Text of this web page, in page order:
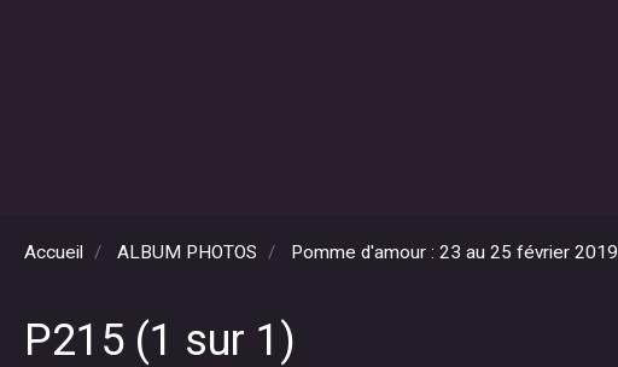
Accueil ALBUM PHOTOS Pomme d'amour : 23 au 25 février 2019
P215 (1 sur 1)